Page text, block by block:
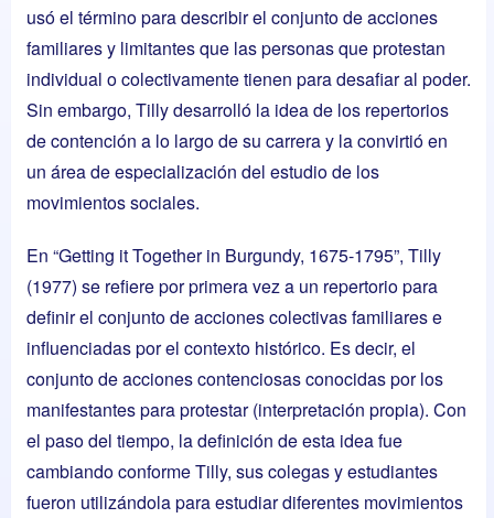
usó el término para describir el conjunto de acciones
familiares y limitantes que las personas que protestan
individual o colectivamente tienen para desafiar al poder.
Sin embargo, Tilly desarrolló la idea de los repertorios
de contención a lo largo de su carrera y la convirtió en
un área de especialización del estudio de los
movimientos sociales.
En “Getting it Together in Burgundy, 1675-1795”, Tilly
(1977) se refiere por primera vez a un repertorio para
definir el conjunto de acciones colectivas familiares e
influenciadas por el contexto histórico. Es decir, el
conjunto de acciones contenciosas conocidas por los
manifestantes para protestar (interpretación propia). Con
el paso del tiempo, la definición de esta idea fue
cambiando conforme Tilly, sus colegas y estudiantes
fueron utilizándola para estudiar diferentes movimientos